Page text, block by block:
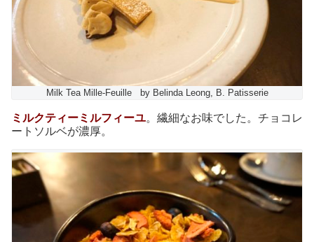
Milk Tea Mille-Feuille by Belinda Leong, B. Patisserie
ミルクティーミルフィーユ。繊細なお味でした。チョコレ
ートソルベが濃厚。